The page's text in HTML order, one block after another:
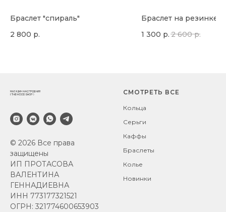
Браслет "спираль"
2 800 р.
Браслет на резинке
1 300 р. 2 600 р.
© 2026 Все права
защищены
ИП ПРОТАСОВА
ВАЛЕНТИНА
ГЕННАДИЕВНА
ИНН 773177321521
ОГРН: 321774600653903
СМОТРЕТЬ ВСЕ
Кольца
Серьги
Каффы
Браслеты
Колье
Новинки